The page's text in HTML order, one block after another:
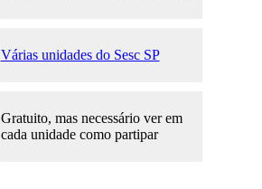
Várias unidades do Sesc SP
Gratuito, mas necessário ver em
cada unidade como partipar